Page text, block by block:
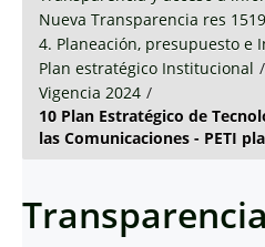
Nueva Transparencia res
4. Planeación, presupuesto e
Plan estratégico Institucional /
Vigencia 2024 /
10 Plan Estratégico de
las Comunicaciones - PETI
Transparencia